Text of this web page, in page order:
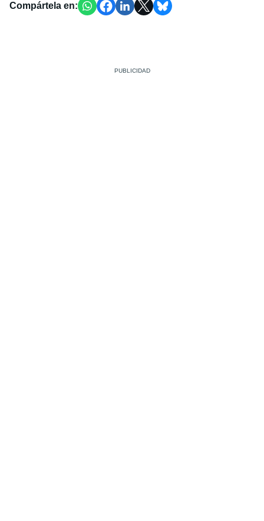
Compártela en: